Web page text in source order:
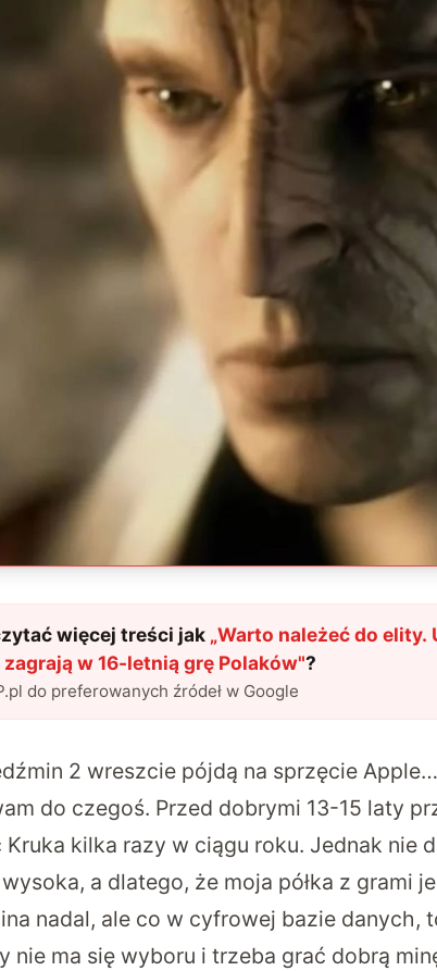
więcej treści jak „Warto należeć do
w 16-letnią grę Polaków"?
do preferowanych źródeł w Google
2 wreszcie pójdą na sprzęcie
do czegoś. Przed dobrymi 13-15 laty
kilka razy w ciągu roku. Jednak nie
a dlatego, że moja półka z grami
nadal, ale co w cyfrowej bazie danych,
nie ma się wyboru i trzeba grać dobrą